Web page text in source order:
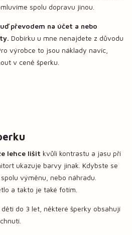
spolu dopravu jinou.
převodem na účet a nebo
Dobírku u mne nenajdete z důvodu
výrobce to jsou náklady navíc,
v ceně šperku.
lehce lišit kvůli kontrastu a jasu při
ukazuje barvy jinak. Kdybste se
výměnu, nebo náhradu.
a takto je také fotím.
do 3 let, některé šperky obsahují